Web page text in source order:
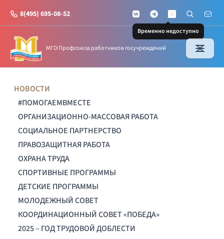
8(495) 695-08-52 VKontakteTelegramMAX
Временно недоступно
Поиск по
Почта
МГО Профсоюза работников госучреждений
НОВОСТИ
#ПОМОГАЕМВМЕСТЕ
ОРГАНИЗАЦИОННО-МАССОВАЯ РАБОТА
СОЦИАЛЬНОЕ ПАРТНЕРСТВО
ПРАВОЗАЩИТНАЯ РАБОТА
ОХРАНА ТРУДА
СПОРТИВНЫЕ ПРОГРАММЫ
ДЕТСКИЕ ПРОГРАММЫ
МОЛОДЕЖНЫЙ СОВЕТ
КООРДИНАЦИОННЫЙ СОВЕТ «ПОБЕДА»
2025 – ГОД ТРУДОВОЙ ДОБЛЕСТИ